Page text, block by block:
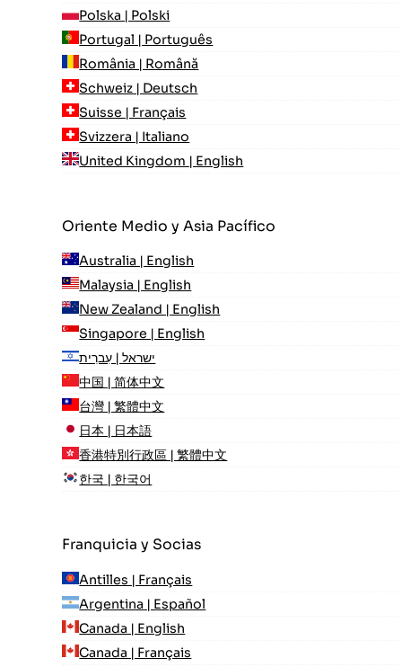
Polska | Polski
Portugal | Português
România | Română
Schweiz | Deutsch
Suisse | Français
Svizzera | Italiano
United Kingdom | English
Oriente Medio y Asia Pacífico
Australia | English
Malaysia | English
New Zealand | English
Singapore | English
ישראל | עִברִית
中国 | 简体中文
台灣 | 繁體中文
日本 | 日本語
香港特別行政區 | 繁體中文
한국 | 한국어
Franquicia y Socias
Antilles | Français
Argentina | Español
Canada | English
Canada | Français